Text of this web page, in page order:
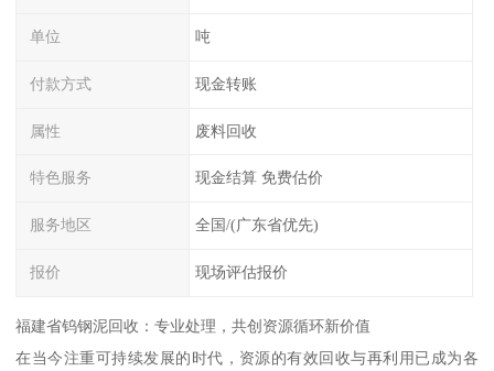
单位 吨
付款方式 现金转账
属性 废料回收
特色服务 现金结算 免费估价
服务地区 全国/(广东省优先)
报价 现场评估报价
福建省钨钢泥回收：专业处理，共创资源循环新价值
在当今注重可持续发展的时代，资源的有效回收与再利用已成为各